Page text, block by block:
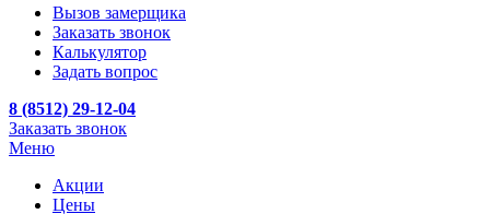
Вызов замерщика
Заказать звонок
Калькулятор
Задать вопрос
8 (8512) 29-12-04
Заказать звонок
Меню
Акции
Цены